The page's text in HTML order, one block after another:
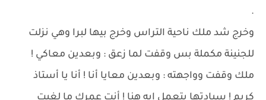
.
وخرج شد ملك ناحية التراس وخرج بيها لبرا وهي نزلت
للجنينة مكملة بس وقفت لما زعق : وبعدين معاكي !
ملك وقفت وواجهته : وبعدين معايا أنا ! أنا يا أستاذ
كريم ! سيادتها بتعمل ايه هنا ! أنت عمرك ما لغيت